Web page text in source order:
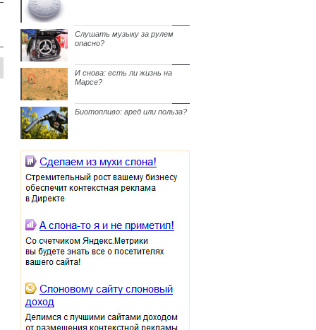
Слушать музыку за рулем
опасно?
И снова: есть ли жизнь на
Марсе?
Биотопливо: вред или польза?